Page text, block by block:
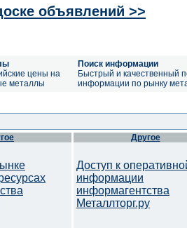
объявлений >>
цены на
металлы
Поиск информации
Быстрый и качественный
информации по рынку
Другое
Доступ к
информации
информагентства
Металлторг.ру